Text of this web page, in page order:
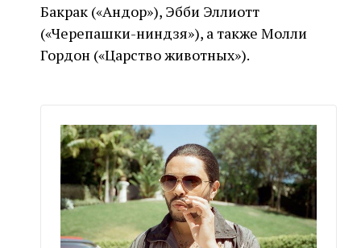
Бакрак («Андор»), Эбби Эллиотт
(«Черепашки-ниндзя»), а также Молли
Гордон («Царство животных»).